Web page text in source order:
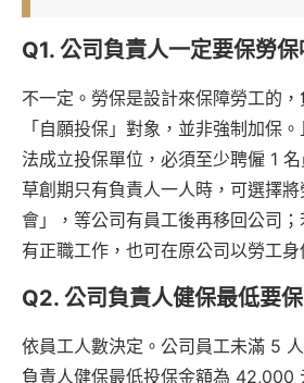
Q1. 公司負責人一定要保勞保
不一定。勞保是設計來保障勞工的
「自願投保」對象，並非強制加保
法成立投保單位，必須至少聘僱 1
草創期只有負責人一人時，可選擇
會」，等公司有員工後再移回公司
有正職工作，也可在原公司以勞工身
Q2. 公司負責人健保最低要
依員工人數決定。公司員工未滿 5
負責人健保最低投保金額為 42,000